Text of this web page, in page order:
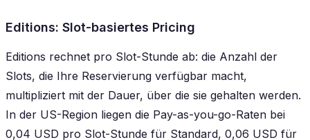
Editions: Slot-basiertes Pricing
Editions rechnet pro Slot-Stunde ab: die Anzahl der
Slots, die Ihre Reservierung verfügbar macht,
multipliziert mit der Dauer, über die sie gehalten werden.
In der US-Region liegen die Pay-as-you-go-Raten bei
0,04 USD pro Slot-Stunde für Standard, 0,06 USD für